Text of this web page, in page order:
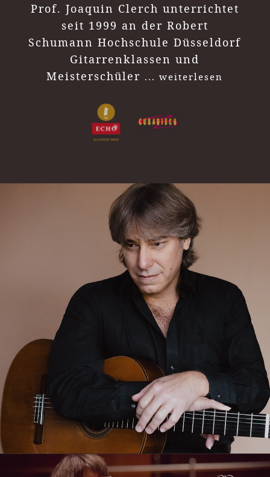
Prof. Joaquin Clerch unterrichtet
seit 1999 an der Robert
Schumann Hochschule Düsseldorf
Gitarrenklassen und
Meisterschüler ... weiterlesen